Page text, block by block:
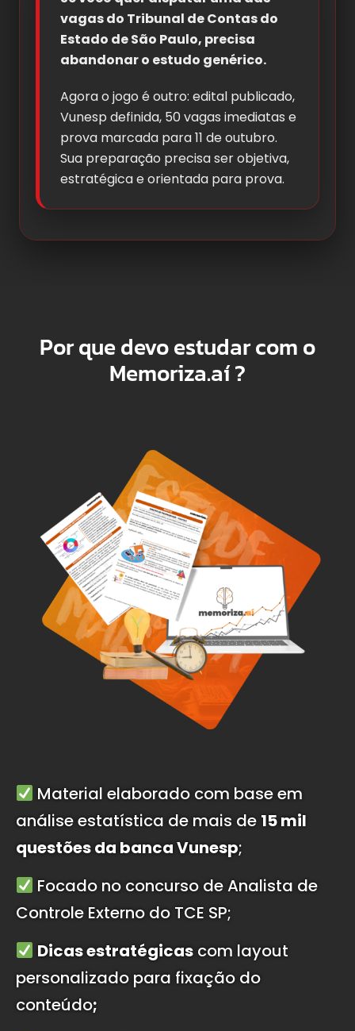
vagas do Tribunal de Contas do
Estado de São Paulo, precisa
abandonar o estudo genérico.
Agora o jogo é outro: edital publicado,
Vunesp definida, 50 vagas imediatas e
prova marcada para 11 de outubro.
Sua preparação precisa ser objetiva,
estratégica e orientada para prova.
Por que devo estudar com o
Memoriza.aí?
Material elaborado com base em
análise estatística de mais de 15 mil
questões da banca Vunesp;
Focado no concurso de Analista de
Controle Externo do TCE SP;
Dicas estratégicascom layout
personalizado para fixação do
conteúdo;